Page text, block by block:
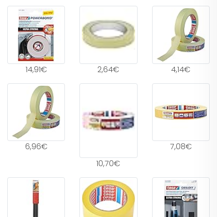
14,91€ 2,64€ 4,14€
6,96€
10,70€
7,08€